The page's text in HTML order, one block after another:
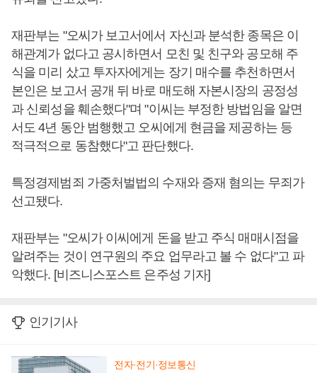
재판부는 "오씨가 보고서에서 자신과 분석한 종목은 이
해관계가 없다고 공시하면서 모친 및 친구와 공모해 주
식을 미리 샀고 투자자에게는 장기 매수를 추천하면서
본인은 보고서 공개 뒤 바로 매도해 자본시장의 공정성
과 신뢰성을 훼손했다"며 "이씨는 부정한 방법임을 알면
서도 4년 동안 범행했고 오씨에게 현금을 제공하는 등
적극적으로 동참했다"고 판단했다.
특정경제범죄 가중처벌법의 수재와 증재 혐의는 무죄가
선고됐다.
재판부는 "오씨가 이씨에게 돈을 받고 주식 매매시점을
알려주는 것이 연구원의 주요 업무라고 볼 수 없다"고 파
악했다. [비즈니스포스트 은주성 기자]
인기기사
전자·전기·정보통신